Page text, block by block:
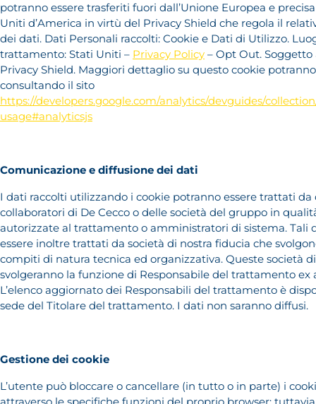
potranno essere trasferiti fuori dall’Unione Europea e
Uniti d’America in virtù del Privacy Shield che regola il
dei dati. Dati Personali raccolti: Cookie e Dati di Utilizzo.
trattamento: Stati Uniti – Privacy Policy – Opt Out.
Privacy Shield. Maggiori dettaglio su questo cookie
consultando il sito
https://developers.google.com/analytics/devguides/
usage#analyticsjs
Comunicazione e diffusione dei dati
I dati raccolti utilizzando i cookie potranno essere trattati
collaboratori di De Cecco o delle società del gruppo in
autorizzate al trattamento o amministratori di sistema. Tali
essere inoltre trattati da società di nostra fiducia che
compiti di natura tecnica ed organizzativa. Queste società
svolgeranno la funzione di Responsabile del trattamento ex
L’elenco aggiornato dei Responsabili del trattamento è
sede del Titolare del trattamento. I dati non saranno diffusi.
Gestione dei cookie
L’utente può bloccare o cancellare (in tutto o in parte) i